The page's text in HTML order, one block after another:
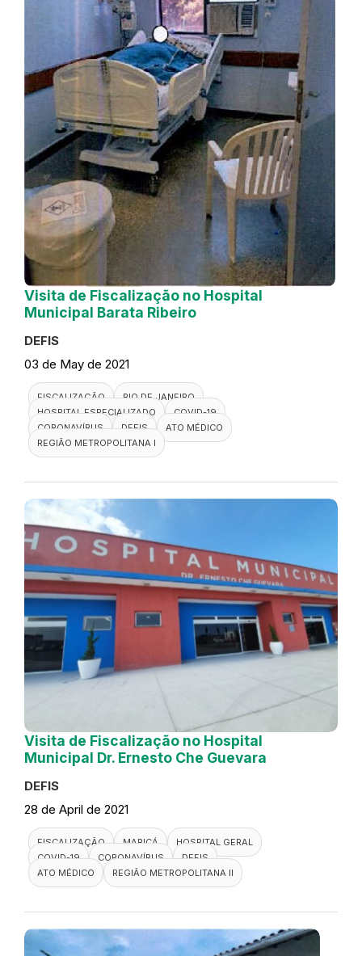
Visita de Fiscalização no Hospital
Municipal Barata Ribeiro
DEFIS
03 de May de 2021
FISCALIZAÇÃO
RIO DE JANEIRO
HOSPITAL ESPECIALIZADO
COVID-19
CORONAVÍRUS
DEFIS
ATO MÉDICO
REGIÃO METROPOLITANA I
Visita de Fiscalização no Hospital
Municipal Dr. Ernesto Che Guevara
DEFIS
28 de April de 2021
FISCALIZAÇÃO MARICÁ
HOSPITAL GERAL
COVID-19
CORONAVÍRUS
DEFIS
ATO MÉDICO
REGIÃO METROPOLITANA II